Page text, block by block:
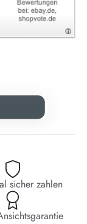
sicher zahlen